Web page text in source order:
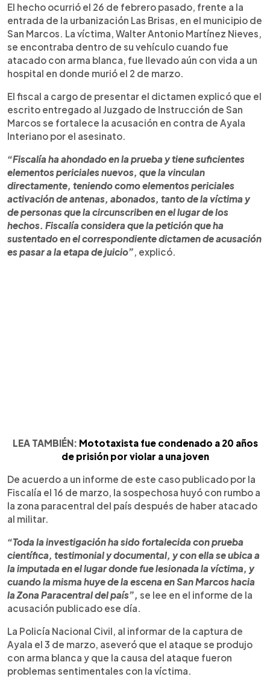
El hecho ocurrió el 26 de febrero pasado, frente a la
entrada de la urbanización Las Brisas, en el municipio de
San Marcos. La víctima, Walter Antonio Martínez Nieves,
se encontraba dentro de su vehículo cuando fue
atacado con arma blanca, fue llevado aún con vida a un
hospital en donde murió el 2 de marzo.
El fiscal a cargo de presentar el dictamen explicó que el
escrito entregado al Juzgado de Instrucción de San
Marcos se fortalece la acusación en contra de Ayala
Interiano por el asesinato.
“Fiscalía ha ahondado en la prueba y tiene suficientes
elementos periciales nuevos, que la vinculan
directamente, teniendo como elementos periciales
activación de antenas, abonados, tanto de la víctima y
de personas que la circunscriben en el lugar de los
hechos. Fiscalía considera que la petición que ha
sustentado en el correspondiente dictamen de acusación
es pasar a la etapa de juicio”, explicó.
LEA TAMBIÉN: Mototaxista fue condenado a 20 años
de prisión por violar a una joven
De acuerdo a un informe de este caso publicado por la
Fiscalía el 16 de marzo, la sospechosa huyó con rumbo a
la zona paracentral del país después de haber atacado
al militar.
“Toda la investigación ha sido fortalecida con prueba
científica, testimonial y documental, y con ella se ubica a
la imputada en el lugar donde fue lesionada la víctima, y
cuando la misma huye de la escena en San Marcos hacia
la Zona Paracentral del país”, se lee en el informe de la
acusación publicado ese día.
La Policía Nacional Civil, al informar de la captura de
Ayala el 3 de marzo, aseveró que el ataque se produjo
con arma blanca y que la causa del ataque fueron
problemas sentimentales con la víctima.